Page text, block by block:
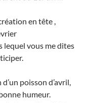
en tête ,
lequel vous me dites
poisson d’avril,
humeur.